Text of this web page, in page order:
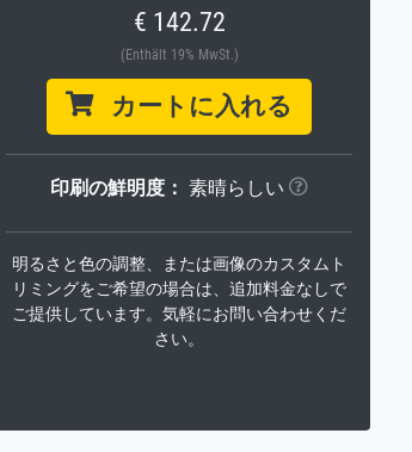
€ 142.72
(Enthält 19% MwSt.)
カートに入れる
印刷の鮮明度： 素晴らしい
明るさと色の調整、または画像のカスタムト
リミングをご希望の場合は、追加料金なしで
ご提供しています。気軽にお問い合わせくだ
さい。